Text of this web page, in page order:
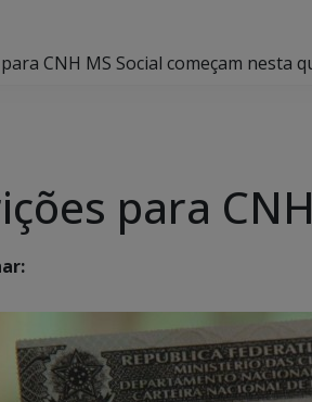
CNH MS Social começam nesta
para